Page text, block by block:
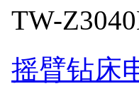
TW-
摇臂钻床